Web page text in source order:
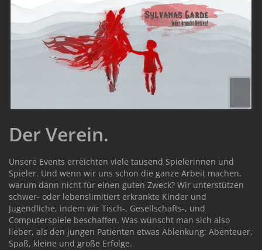
Der Verein.
Unsere Events erreichten viele tausend Spielerinnen und
Spieler. Und wenn wir uns schon die ganze Arbeit machen,
warum dann nicht für einen guten Zweck? Wir unterstützen
schwer- oder lebenslimitiert erkrankte Kinder und
Jugendliche, indem wir Tisch-, Gesellschafts-, und
Computerspiele beschaffen. Was wünscht man sich also
lieber, als den jungen Patienten etwas Ablenkung: Abenteuer,
Spaß, kleine und große Erfolge.